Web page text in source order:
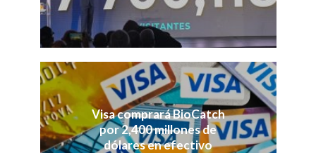
Visa comprará BioCatch
por 2,400 millones de
dólares en efectivo